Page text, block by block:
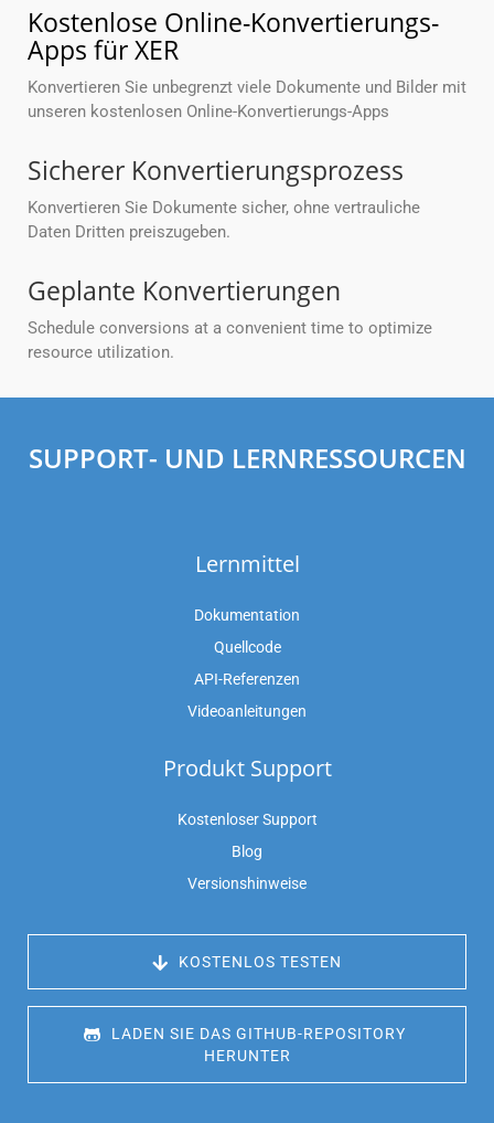
Kostenlose Online-Konvertierungs-
Apps für XER
Konvertieren Sie unbegrenzt viele Dokumente und Bilder mit
unseren kostenlosen Online-Konvertierungs-Apps
Sicherer Konvertierungsprozess
Konvertieren Sie Dokumente sicher, ohne vertrauliche
Daten Dritten preiszugeben.
Geplante Konvertierungen
Schedule conversions at a convenient time to optimize
resource utilization.
SUPPORT- UND LERNRESSOURCEN
Lernmittel
Dokumentation
Quellcode
API-Referenzen
Videoanleitungen
Produkt Support
Kostenloser Support
Blog
Versionshinweise
KOSTENLOS TESTEN
LADEN SIE DAS GITHUB-REPOSITORY
HERUNTER